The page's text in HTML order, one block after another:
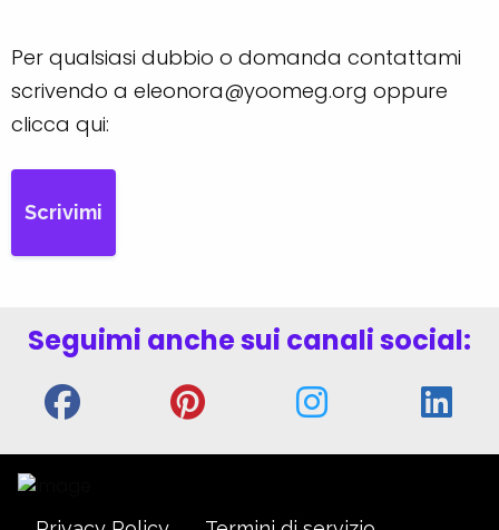
Per qualsiasi dubbio o domanda contattami
scrivendo a eleonora@yoomeg.org oppure
clicca qui:
Scrivimi
Seguimi anche sui canali social: